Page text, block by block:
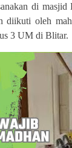
di
diikuti oleh
3 UM di Blitar.